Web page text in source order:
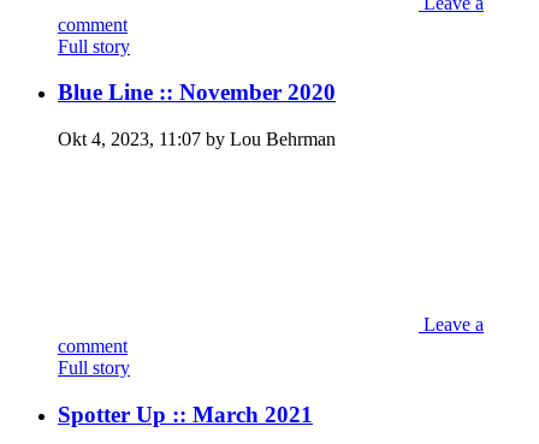
comment
Full story
Blue Line :: November 2020
Okt 4, 2023, 11:07 by Lou Behrman
Leave a
comment
Full story
Spotter Up :: March 2021